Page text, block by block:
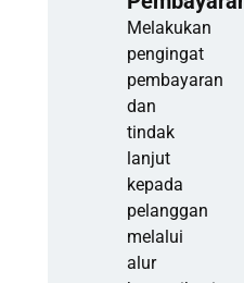
Melakukan
pengingat
pembayaran
dan
tindak
lanjut
kepada
pelanggan
melalui
alur